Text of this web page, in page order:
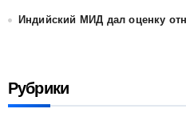
Индийский МИД дал оценку
Рубрики